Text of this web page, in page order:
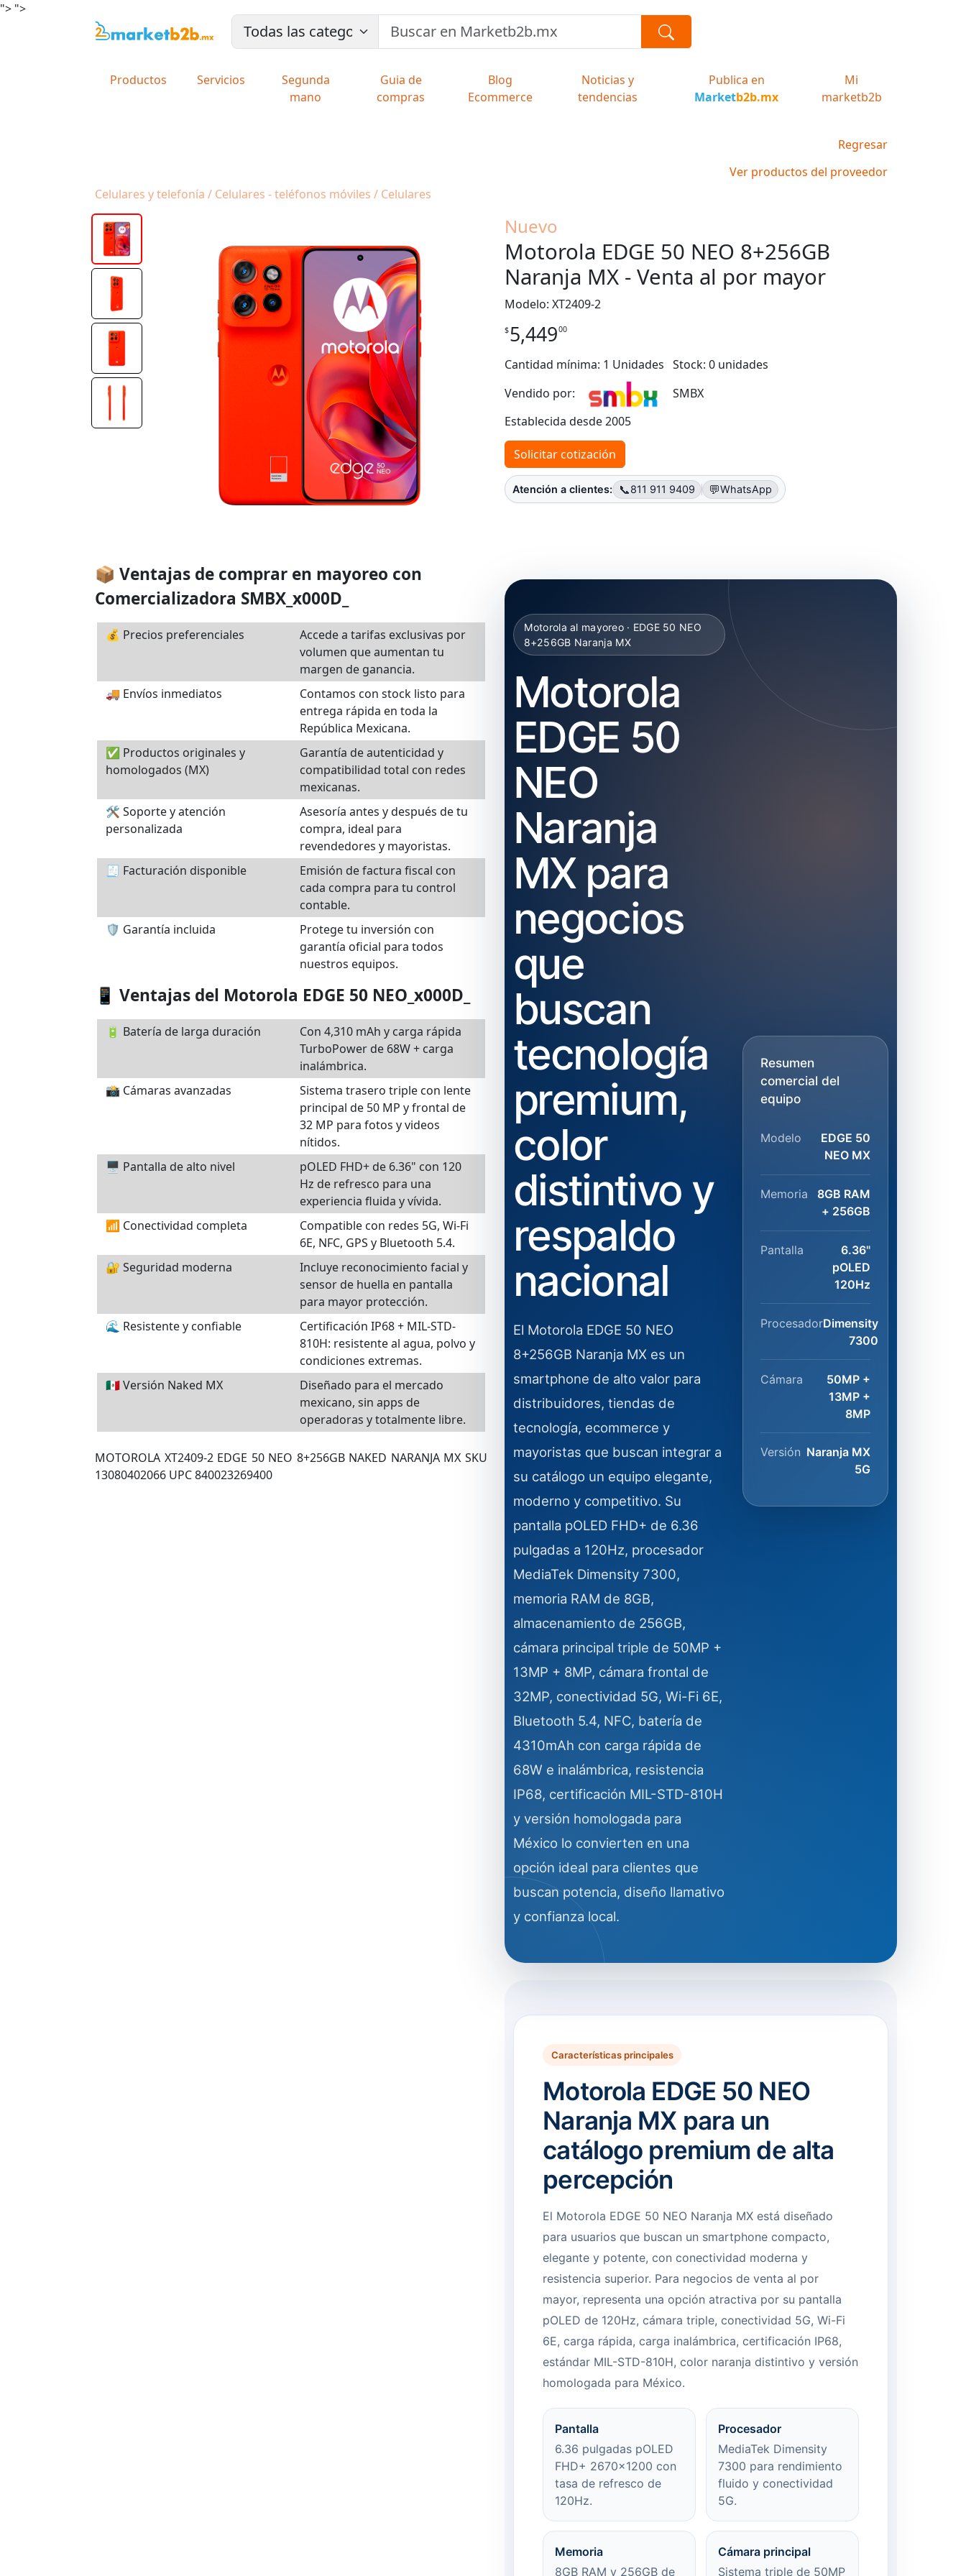
"> ">
Productos Servicios
Segunda
mano
Guia de
compras
Blog
Ecommerce
Noticias y
tendencias
Publica en
Marketb2b.mx
Mi
marketb2b
Regresar
Ver productos del proveedor
Celulares y telefonía / Celulares - teléfonos móviles / Celulares
Nuevo
Motorola EDGE 50 NEO 8+256GB
Naranja MX - Venta al por mayor
Modelo: XT2409-2
$5,44900
Cantidad mínima: 1 Unidades Stock: 0 unidades
Vendido por:
SMBX
Establecida desde 2005
Solicitar cotización
Atención a clientes: 📞811 911 9409 💬WhatsApp
📦 Ventajas de comprar en mayoreo con
Comercializadora SMBX_x000D_
💰 Precios preferenciales
Accede a tarifas exclusivas por
volumen que aumentan tu
margen de ganancia.
🚚 Envíos inmediatos
Contamos con stock listo para
entrega rápida en toda la
República Mexicana.
✅ Productos originales y
homologados (MX)
Garantía de autenticidad y
compatibilidad total con redes
mexicanas.
🛠️ Soporte y atención
personalizada
Asesoría antes y después de tu
compra, ideal para
revendedores y mayoristas.
🧾 Facturación disponible
Emisión de factura fiscal con
cada compra para tu control
contable.
🛡️ Garantía incluida
Protege tu inversión con
garantía oficial para todos
nuestros equipos.
📱 Ventajas del Motorola EDGE 50 NEO_x000D_
🔋 Batería de larga duración
Con 4,310 mAh y carga rápida
TurboPower de 68W + carga
inalámbrica.
📸 Cámaras avanzadas
Sistema trasero triple con lente
principal de 50 MP y frontal de
32 MP para fotos y videos
nítidos.
🖥️ Pantalla de alto nivel
pOLED FHD+ de 6.36" con 120
Hz de refresco para una
experiencia fluida y vívida.
📶 Conectividad completa
Compatible con redes 5G, Wi-Fi
6E, NFC, GPS y Bluetooth 5.4.
🔐 Seguridad moderna
Incluye reconocimiento facial y
sensor de huella en pantalla
para mayor protección.
🌊 Resistente y confiable
Certificación IP68 + MIL-STD-
810H: resistente al agua, polvo y
condiciones extremas.
🇲🇽 Versión Naked MX
Diseñado para el mercado
mexicano, sin apps de
operadoras y totalmente libre.
MOTOROLA XT2409-2 EDGE 50 NEO 8+256GB NAKED NARANJA MX SKU
13080402066 UPC 840023269400
Motorola al mayoreo · EDGE 50 NEO
8+256GB Naranja MX
Motorola
EDGE 50
NEO
Naranja
MX para
negocios
que
buscan
tecnología
premium,
color
distintivo y
respaldo
nacional
El Motorola EDGE 50 NEO
8+256GB Naranja MX es un
smartphone de alto valor para
distribuidores, tiendas de
tecnología, ecommerce y
mayoristas que buscan integrar a
su catálogo un equipo elegante,
moderno y competitivo. Su
pantalla pOLED FHD+ de 6.36
pulgadas a 120Hz, procesador
MediaTek Dimensity 7300,
memoria RAM de 8GB,
almacenamiento de 256GB,
cámara principal triple de 50MP +
13MP + 8MP, cámara frontal de
32MP, conectividad 5G, Wi-Fi 6E,
Bluetooth 5.4, NFC, batería de
4310mAh con carga rápida de
68W e inalámbrica, resistencia
IP68, certificación MIL-STD-810H
y versión homologada para
México lo convierten en una
opción ideal para clientes que
buscan potencia, diseño llamativo
y confianza local.
Resumen
comercial del
equipo
Modelo
EDGE 50
NEO MX
Memoria
8GB RAM
+ 256GB
Pantalla
6.36"
pOLED
120Hz
ProcesadorDimensity
7300
Cámara
50MP +
13MP +
8MP
Versión Naranja MX
5G
Características principales
Motorola EDGE 50 NEO
Naranja MX para un
catálogo premium de alta
percepción
El Motorola EDGE 50 NEO Naranja MX está diseñado
para usuarios que buscan un smartphone compacto,
elegante y potente, con conectividad moderna y
resistencia superior. Para negocios de venta al por
mayor, representa una opción atractiva por su pantalla
pOLED de 120Hz, cámara triple, conectividad 5G, Wi-Fi
6E, carga rápida, carga inalámbrica, certificación IP68,
estándar MIL-STD-810H, color naranja distintivo y versión
homologada para México.
Pantalla
6.36 pulgadas pOLED
FHD+ 2670x1200 con
tasa de refresco de
120Hz.
Procesador
MediaTek Dimensity
7300 para rendimiento
fluido y conectividad
5G.
Memoria
8GB RAM y 256GB de
Cámara principal
Sistema triple de 50MP